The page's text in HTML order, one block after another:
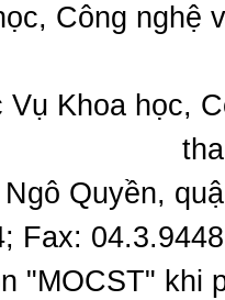
Công nghệ
Vụ Khoa học,
Quyền,
Fax:
"MOCST" khi